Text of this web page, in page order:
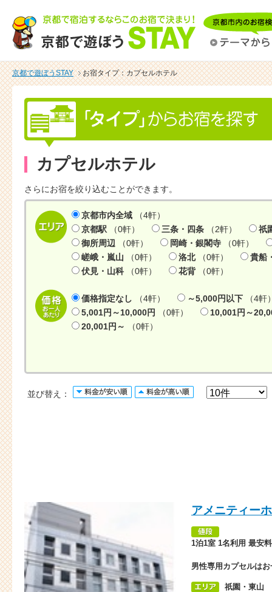
京都で遊ぼうSTAY お宿タイプ：カプセルホテル
カプセルホテル
さらにお宿を絞り込むことができます。
京都市内全域 （4軒）
京都駅 （0軒） 三条・四条 （2軒）
祇
御所周辺
（0軒） 岡崎・銀閣寺 （0軒）
嵯峨・嵐山 （0軒） 洛北（0軒）
貴船
伏見・山科 （0軒） 花背（0軒）
価格指定なし （4軒） ～5,000円以下 （4軒
5,001円～10,000円
（0軒）
10,001円～
20,001円～
（0軒）
並び替え：
アメニティー
1泊1室 1名利用 最安
男性専用カプセルは
祇園・東山